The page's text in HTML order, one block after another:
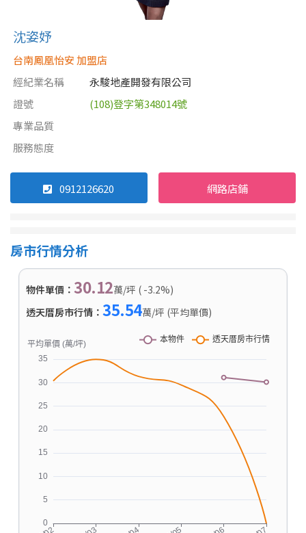
沈姿妤
台南鳳凰怡安 加盟店
經紀業名稱
永駿地產開發有限公司
證號
(108)登字第348014號
專業品質
服務態度
0912126620 網路店鋪
房市行情分析
物件單價： 30.12萬/坪 ( -3.2%)
透天厝房市行情： 35.54萬/坪 (平均單價)